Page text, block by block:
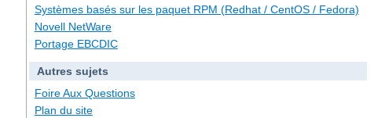
Systèmes basés sur les paquet RPM (Redhat / CentOS / Fedora)
Novell NetWare
Portage EBCDIC
Autres sujets
Foire Aux Questions
Plan du site